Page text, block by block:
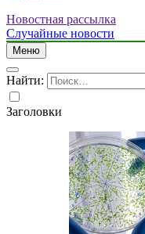
Новостная рассылка
Случайные новости
Меню
Найти:
Заголовки